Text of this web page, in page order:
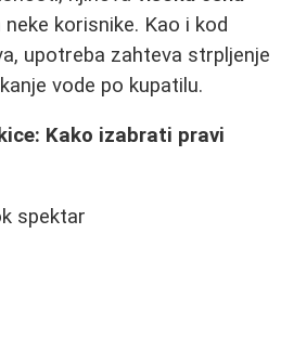
korisnike. Kao i kod
upotreba zahteva strpljenje
vode po kupatilu.
Kako izabrati pravi
spektar